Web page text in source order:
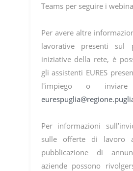
Teams per seguire i
Per avere altre
lavorative presenti sul
iniziative della rete, è
gli assistenti EURES
l'impiego o
Per informazioni
sulle offerte di lavoro
pubblicazione di
aziende possono